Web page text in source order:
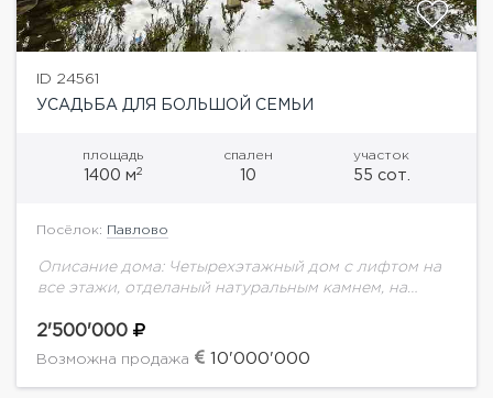
ID 24561
УСАДЬБА ДЛЯ БОЛЬШОЙ СЕМЬИ
площадь
1400 м2
спален
10
участок
55 сот.
Посёлок: Павлово
Описание дома: Четырехэтажный дом с лифтом на
все этажи, отделаный натуральным камнем, на
теннисным кортом, фонтаном, прудом, BBQ, и
2'500'000
Возможна продажа 10'000'000